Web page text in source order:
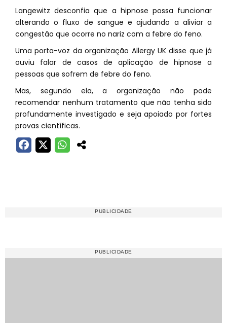
Langewitz desconfia que a hipnose possa funcionar
alterando o fluxo de sangue e ajudando a aliviar a
congestão que ocorre no nariz com a febre do feno.
Uma porta-voz da organização Allergy UK disse que já
ouviu falar de casos de aplicação de hipnose a
pessoas que sofrem de febre do feno.
Mas, segundo ela, a organização não pode
recomendar nenhum tratamento que não tenha sido
profundamente investigado e seja apoiado por fortes
provas científicas.